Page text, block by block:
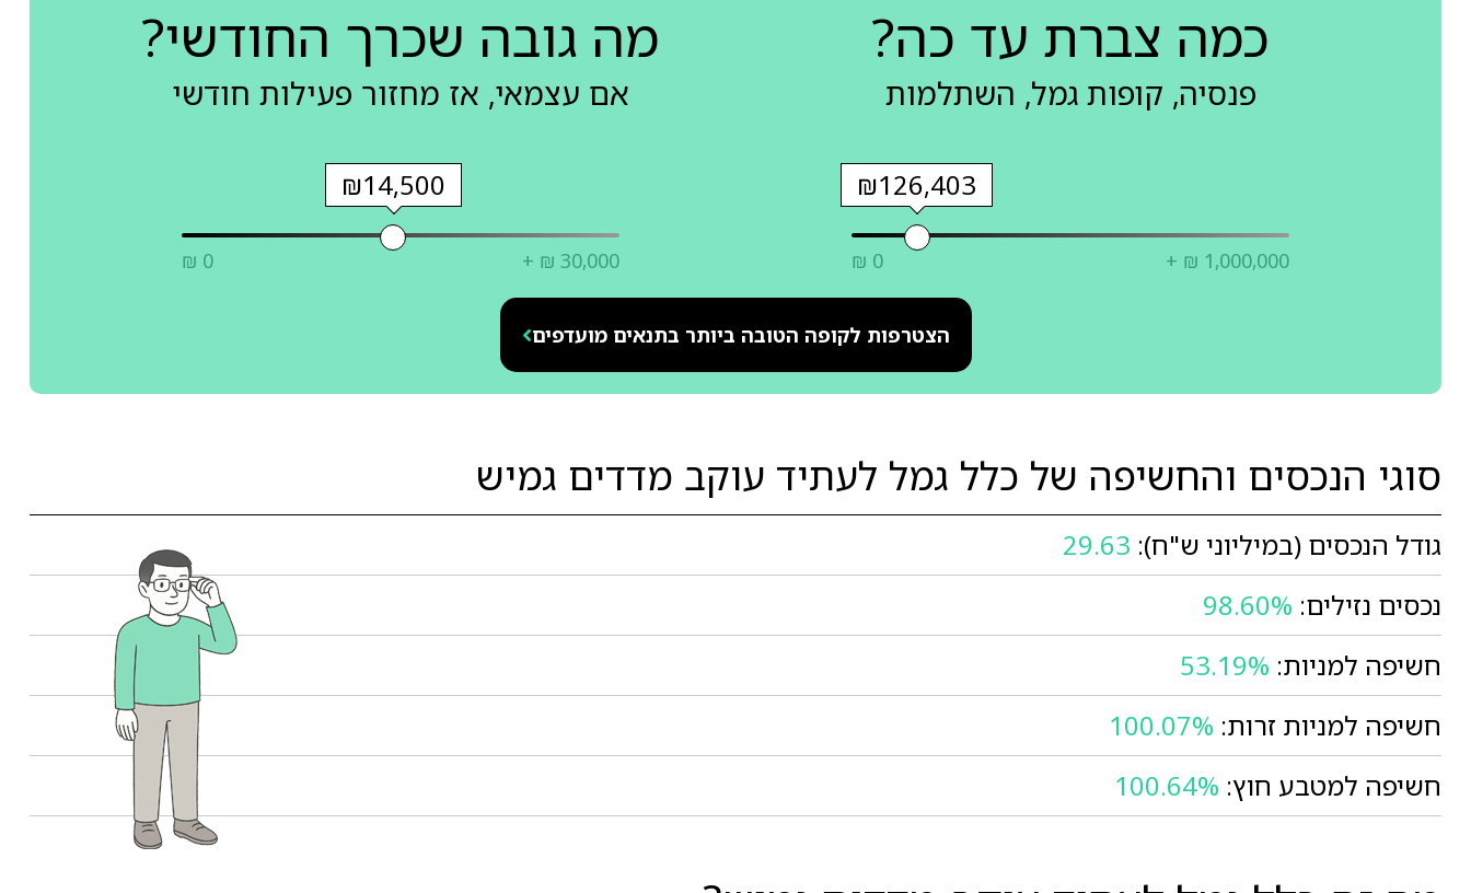
כמה צברת עד כה?
פנסיה, קופות גמל, השתלמות
₪126,403
₪ 0 + ₪ 1,000,000
מה גובה שכרך החודשי?
אם עצמאי, אז מחזור פעילות חודשי
₪14,500
₪ 0 + ₪ 30,000
הצטרפות לקופה הטובה ביותר בתנאים מועדפים
סוגי הנכסים והחשיפה של כלל גמל לעתיד עוקב מדדים גמיש
גודל הנכסים (במיליוני ש"ח): 29.63
נכסים נזילים: 98.60%
חשיפה למניות: 53.19%
חשיפה למניות זרות: 100.07%
חשיפה למטבע חוץ: 100.64%